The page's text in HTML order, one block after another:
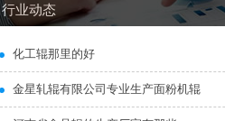
行业动态
化工辊那里的好
金星轧辊有限公司专业生产面粉机辊